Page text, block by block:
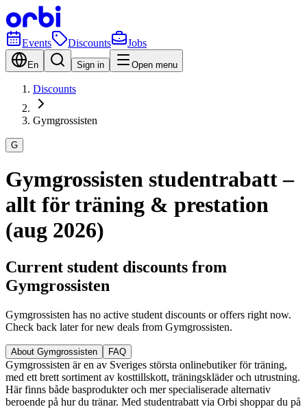
Events Discounts Jobs
En Sign in Open menu
Discounts
Gymgrossisten
G
Gymgrossisten studentrabatt –
allt för träning & prestation
(aug 2026)
Current student discounts from
Gymgrossisten
Gymgrossisten has no active student discounts or offers right now.
Check back later for new deals from Gymgrossisten.
About Gymgrossisten FAQ
Gymgrossisten är en av Sveriges största onlinebutiker för träning,
med ett brett sortiment av kosttillskott, träningskläder och utrustning.
Här finns både basprodukter och mer specialiserade alternativ
beroende på hur du tränar. Med studentrabatt via Orbi shoppar du på